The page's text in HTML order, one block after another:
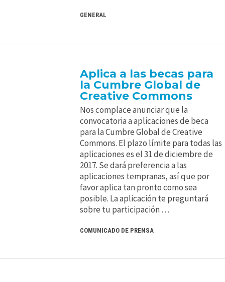
GENERAL
Aplica a las becas para
la Cumbre Global de
Creative Commons
Nos complace anunciar que la
convocatoria a aplicaciones de beca
para la Cumbre Global de Creative
Commons. El plazo límite para todas las
aplicaciones es el 31 de diciembre de
2017. Se dará preferencia a las
aplicaciones tempranas, así que por
favor aplica tan pronto como sea
posible. La aplicación te preguntará
sobre tu participación …
COMUNICADO DE PRENSA